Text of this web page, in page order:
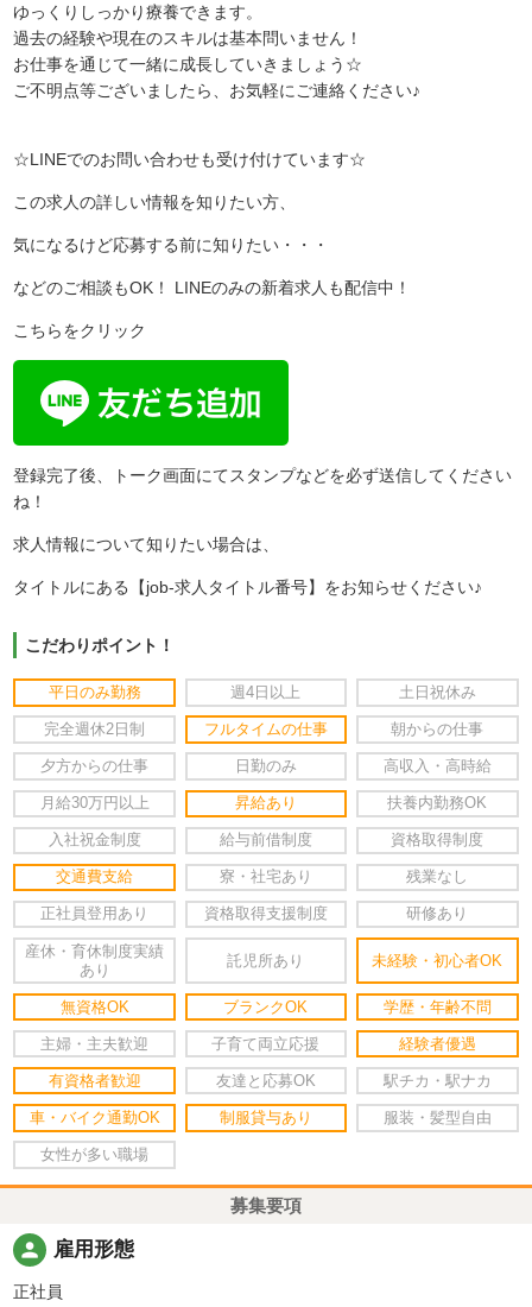
ゆっくりしっかり療養できます。
過去の経験や現在のスキルは基本問いません！
お仕事を通じて一緒に成長していきましょう☆
ご不明点等ございましたら、お気軽にご連絡ください♪
☆LINEでのお問い合わせも受け付けています☆
この求人の詳しい情報を知りたい方、
気になるけど応募する前に知りたい・・・
などのご相談もOK！ LINEのみの新着求人も配信中！
こちらをクリック
登録完了後、トーク画面にてスタンプなどを必ず送信してください
ね！
求人情報について知りたい場合は、
タイトルにある【job-求人タイトル番号】をお知らせください♪
こだわりポイント！
平日のみ勤務 週4日以上 土日祝休み
完全週休2日制 フルタイムの仕事 朝からの仕事
夕方からの仕事 日勤のみ 高収入・高時給
月給30万円以上 昇給あり 扶養内勤務OK
入社祝金制度 給与前借制度 資格取得制度
交通費支給 寮・社宅あり 残業なし
正社員登用あり 資格取得支援制度 研修あり
産休・育休制度実績
あり
託児所あり 未経験・初心者OK
無資格OK ブランクOK 学歴・年齢不問
主婦・主夫歓迎 子育て両立応援 経験者優遇
有資格者歓迎 友達と応募OK 駅チカ・駅ナカ
車・バイク通勤OK 制服貸与あり 服装・髪型自由
女性が多い職場
募集要項
person 雇用形態
正社員